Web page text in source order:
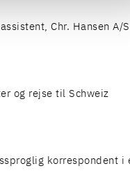
Chr. Hansen A/S
og rejse til Schweiz
korrespondent i